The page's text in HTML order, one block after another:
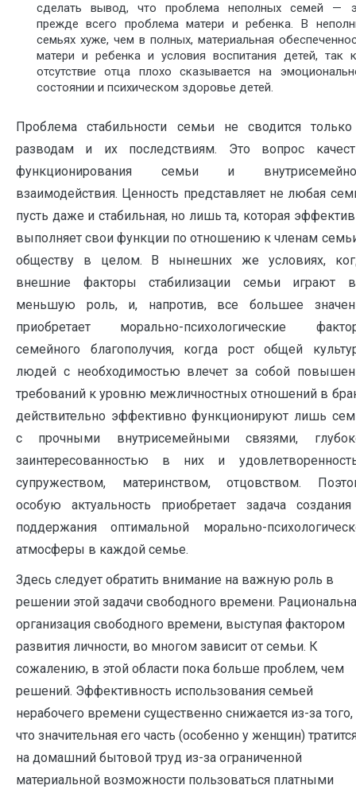
сделать вывод, что проблема неполных семей —
прежде всего проблема матери и ребенка. В
семьях хуже, чем в полных, материальная
матери и ребенка и условия воспитания детей, так
отсутствие отца плохо сказывается на
состоянии и психическом здоровье детей.
Проблема стабильности семьи не сводится
разводам и их последствиям. Это вопрос
функционирования семьи и
взаимодействия. Ценность представляет не любая
пусть даже и стабильная, но лишь та, которая
выполняет свои функции по отношению к членам
обществу в целом. В нынешних же условиях,
внешние факторы стабилизации семьи играют
меньшую роль, и, напротив, все большее
приобретает морально-психологические
семейного благополучия, когда рост общей
людей с необходимостью влечет за собой
требований к уровню межличностных отношений в
действительно эффективно функционируют лишь
с прочными внутрисемейными связями,
заинтересованностью в них и
супружеством, материнством, отцовством.
особую актуальность приобретает задача
поддержания оптимальной морально-
атмосферы в каждой семье.
Здесь следует обратить внимание на важную роль в
решении этой задачи свободного времени.
организация свободного времени, выступая фактором
развития личности, во многом зависит от семьи. К
сожалению, в этой области пока больше проблем, чем
решений. Эффективность использования семьей
нерабочего времени существенно снижается из-за того,
что значительная его часть (особенно у женщин)
на домашний бытовой труд из-за ограниченной
материальной возможности пользоваться платными